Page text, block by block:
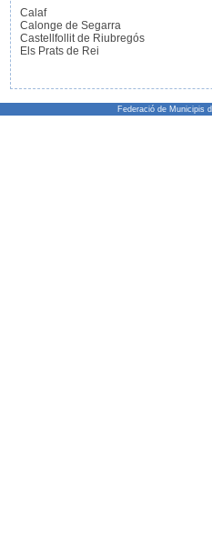
Calaf
Calonge de Segarra
Castellfollit de Riubregós
Els Prats de Rei
Federació de Municipis